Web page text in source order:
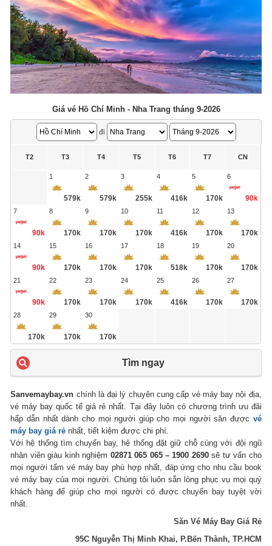
Giá vé Hồ Chí Minh - Nha Trang tháng 9-2026
đi
T2 T3 T4 T5 T6 T7 CN
1
579k
2
579k
3
255k
4
416k
5
170k
6
90k
7
90k
8
170k
9
170k
10
170k
11
416k
12
170k
13
170k
14
90k
15
170k
16
170k
17
170k
18
518k
19
170k
20
170k
21
90k
22
170k
23
170k
24
170k
25
416k
26
170k
27
170k
28
170k
29
170k
30
170k
Tìm ngay
Sanvemaybay.vn chính là đại lý chuyên cung cấp vé máy bay nội địa,
vé máy bay quốc tế giá rẻ nhất. Tại đây luôn có chương trình ưu đãi
hấp dẫn nhất dành cho mọi người giúp cho mọi người săn được vé
máy bay giá rẻ nhất, tiết kiệm được chi phí.
Với hệ thống tìm chuyến bay, hệ thống đặt giữ chỗ cùng với đội ngũ
nhân viên giàu kinh nghiệm 02871 065 065 – 1900 2690sẽ tư vấn cho
mọi người tấm vé máy bay phù hợp nhất, đáp ứng cho nhu cầu book
vé máy bay của mọi người. Chúng tôi luôn sẵn lòng phục vụ mọi quý
khách hàng để giúp cho mọi người có được chuyến bay tuyệt vời
nhất.
Săn Vé Máy Bay Giá Rẻ
95C Nguyễn Thị Minh Khai, P.Bến Thành, TP.HCM